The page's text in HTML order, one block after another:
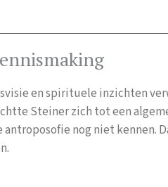
en spirituele inzichten
Steiner zich tot een
nog niet kennen.
kennismaking